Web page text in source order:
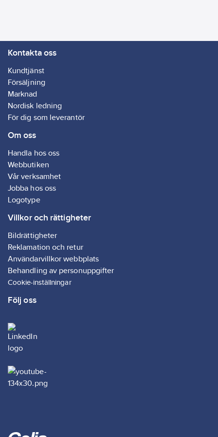
då flaskan kan spricka.
- Superkoncentrerad
form för långvarig
användning
- Effektiv mot en
smuts
- Säker för förvaring i
HDPE-behållare,
undviker skador på
andra material
Artikelnr:
Ean
artikelnr:
Materialklass TG1960
Kontakta oss
Kundtjänst
Försäljning
Marknad
Nordisk ledning
För dig som leverantör
Om oss
Handla hos oss
Webbutiken
Vår verksamhet
Jobba hos oss
Logotype
Villkor och rättigheter
Bildrättigheter
Reklamation och retur
Användarvillkor webbplats
Behandling av personuppgifter
Cookie-inställningar
Följ oss